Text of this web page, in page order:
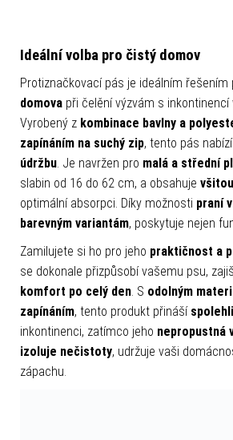
Ideální volba pro čistý domov
Protiznačkovací pás je ideálním řešením
domova při čelění výzvám s inkontinencí
Vyrobený z kombinace bavlny a
zapínáním na suchý zip, tento pás nabízí
údržbu . Je navržen pro malá a střední
slabin od 16 do 62 cm, a obsahuje
optimální absorpci. Díky možnosti praní
barevným variantám, poskytuje nejen
Zamilujete si ho pro jeho praktičnost a
se dokonale přizpůsobí vašemu psu,
komfort po celý den . S odolným
zapínáním, tento produkt přináší
inkontinenci, zatímco jeho nepropustná
izoluje nečistoty, udržuje vaši
zápachu.